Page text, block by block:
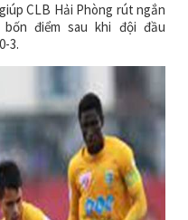
CLB Hải Phòng rút ngắn
điểm sau khi đội đầu
3.